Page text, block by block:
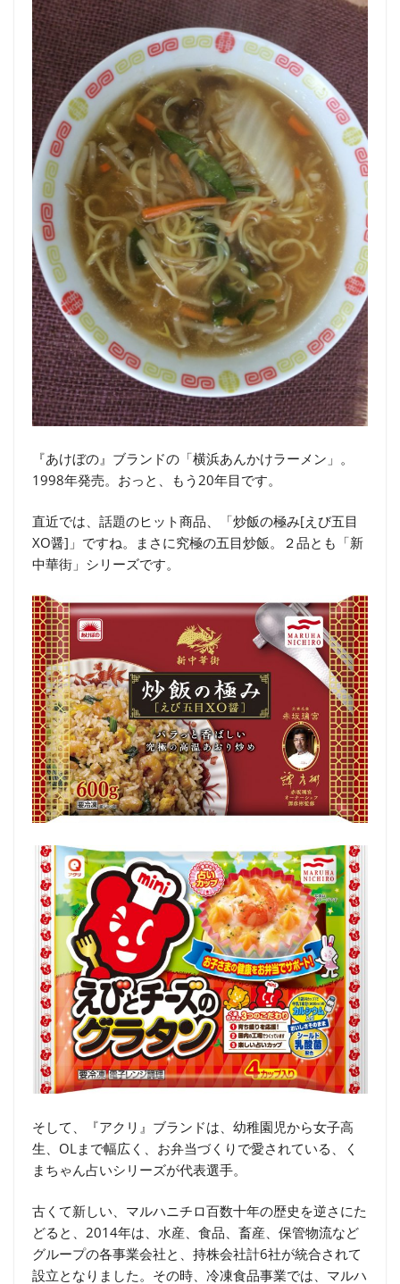
『あけぼの』ブランドの「横浜あんかけラーメン」。
1998年発売。おっと、もう20年目です。
直近では、話題のヒット商品、「炒飯の極み[えび五目
XO醤]」ですね。まさに究極の五目炒飯。２品とも「新
中華街」シリーズです。
そして、『アクリ』ブランドは、幼稚園児から女子高
生、OLまで幅広く、お弁当づくりで愛されている、く
まちゃん占いシリーズが代表選手。
古くて新しい、マルハニチロ百数十年の歴史を逆さにた
どると、2014年は、水産、食品、畜産、保管物流など
グループの各事業会社と、持株会社計6社が統合されて
設立となりました。その時、冷凍食品事業では、マルハ